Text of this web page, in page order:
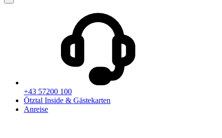
+43 57200 100
Ötztal Inside & Gästekarten
Anreise